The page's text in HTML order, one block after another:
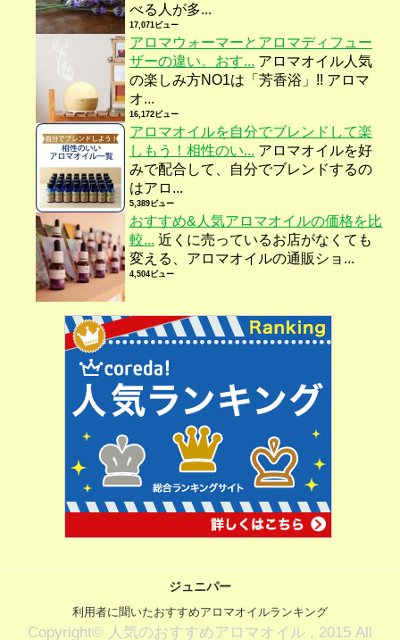
べる人が多...
17,071ビュー
アロマウォーマーとアロマディフュー
ザーの違い。おす... アロマオイル人気
の楽しみ方NO1は「芳香浴」!! アロマ
オ...
16,172ビュー
アロマオイルを自分でブレンドして楽
しもう！相性のい... アロマオイルを好
みで配合して、自分でブレンドするの
はアロ...
5,389ビュー
おすすめ&人気アロマオイルの価格を比
較... 近くに売っているお店がなくても
変える、アロマオイルの通販ショ...
4,504ビュー
ジュニパー
利用者に聞いたおすすめアロマオイルランキング
Copyright© 人気のおすすめアロマオイル , 2015 All